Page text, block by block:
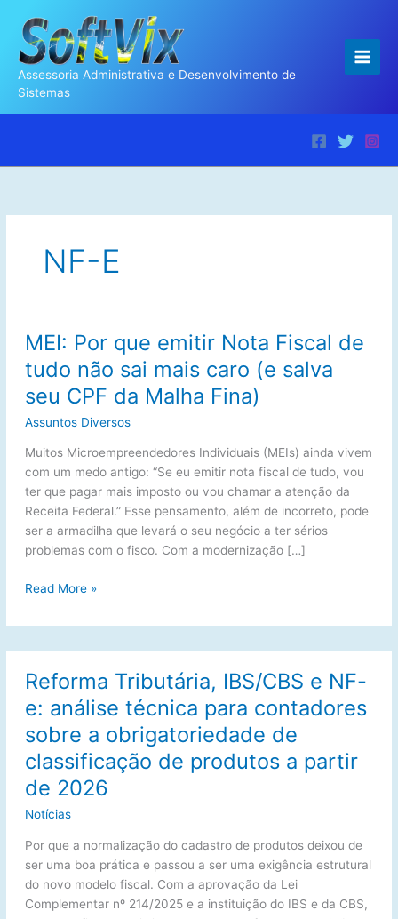
para
conteúdo
Assessoria Administrativa e Desenvolvimento de
Sistemas
NF-E
MEI: Por que emitir Nota Fiscal de
tudo não sai mais caro (e salva
seu CPF da Malha Fina)
Assuntos Diversos
Muitos Microempreendedores Individuais (MEIs) ainda vivem
com um medo antigo: “Se eu emitir nota fiscal de tudo, vou
ter que pagar mais imposto ou vou chamar a atenção da
Receita Federal.” Esse pensamento, além de incorreto, pode
ser a armadilha que levará o seu negócio a ter sérios
problemas com o fisco. Com a modernização […]
MEI:
que
Fiscal
de
não
sai
mais
(e
salva
seu
CPF
da
Read More »
Reforma Tributária, IBS/CBS e NF-
e: análise técnica para contadores
sobre a obrigatoriedade de
classificação de produtos a partir
de 2026
Notícias
Por que a normalização do cadastro de produtos deixou de
ser uma boa prática e passou a ser uma exigência estrutural
do novo modelo fiscal. Com a aprovação da Lei
Complementar nº 214/2025 e a instituição do IBS e da CBS,